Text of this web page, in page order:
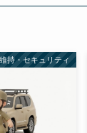
維持・セキュリティ